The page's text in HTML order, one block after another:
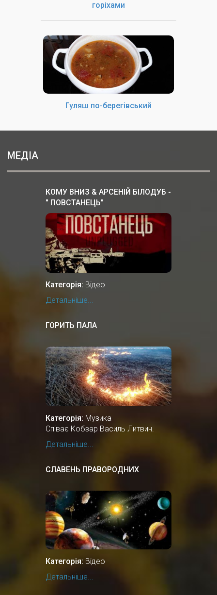
горіхами
Гуляш по-берегівський
МЕДІА
КОМУ ВНИЗ & АРСЕНІЙ БІЛОДУБ -
" ПОВСТАНЕЦЬ"
Категорія: Відео
Детальніше...
ГОРИТЬ ПАЛА
Категорія: Музика
Співає Кобзар Василь Литвин.
Детальніше...
СЛАВЕНЬ ПРАВОРОДНИХ
Категорія: Відео
Детальніше...